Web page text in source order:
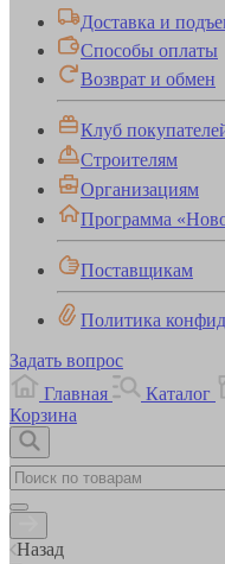
Доставка и
Способы оплаты
Возврат и обмен
Клуб
Строителям
Организациям
Программа
Поставщикам
Политика
Задать вопрос
Главная
Каталог
Корзина
Назад